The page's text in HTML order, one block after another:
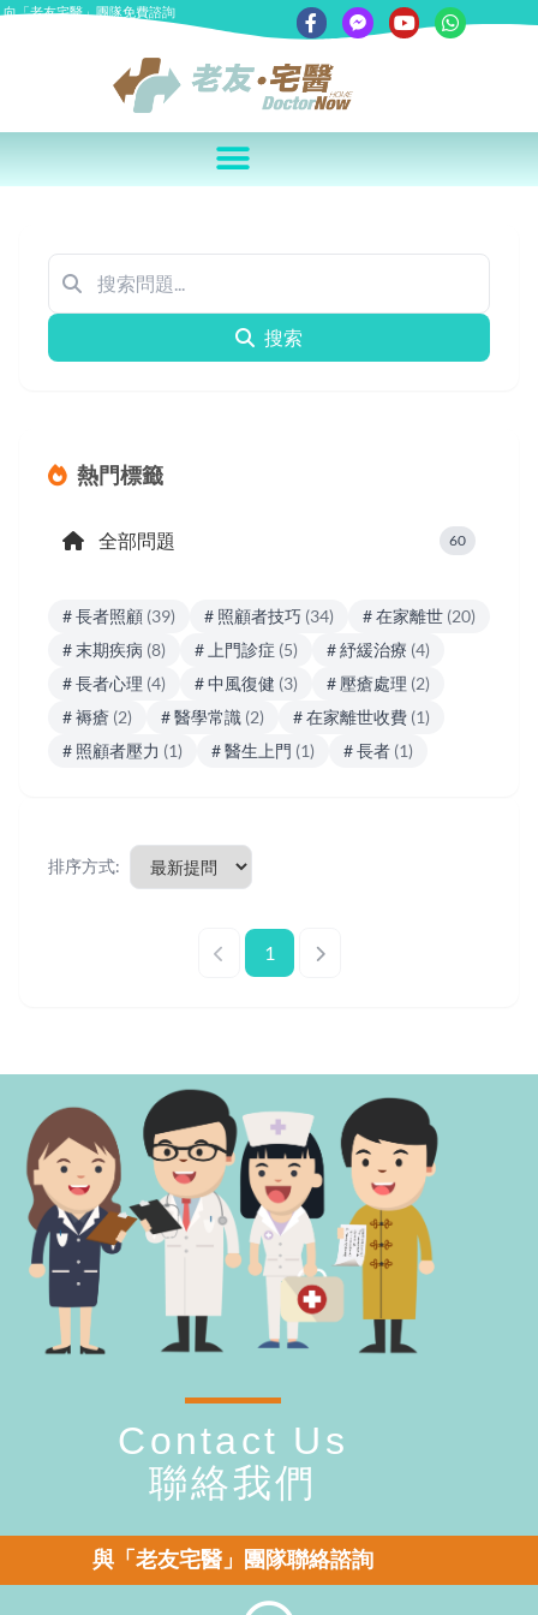
向「老友宅醫」團隊免費諮詢
搜索
熱門標籤
全部問題 60
# 長者照顧 (39) # 照顧者技巧 (34) # 在家離世 (20)
# 末期疾病 (8) # 上門診症 (5) # 紓緩治療 (4)
# 長者心理 (4) # 中風復健 (3) # 壓瘡處理 (2)
# 褥瘡 (2) # 醫學常識 (2) # 在家離世收費 (1)
# 照顧者壓力 (1) # 醫生上門 (1) # 長者 (1)
排序方式:
1
Contact Us
聯絡我們
與「老友宅醫」團隊聯絡諮詢